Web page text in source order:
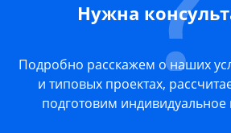
Нужна
Подробно расскажем о наших
и типовых проектах,
подготовим